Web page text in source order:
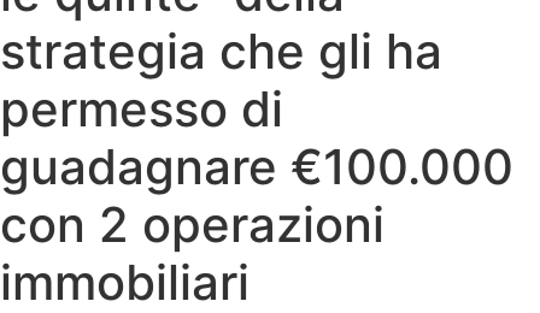
strategia che gli ha
permesso di
guadagnare €100.000
con 2 operazioni
immobiliari